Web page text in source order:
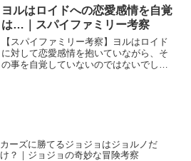
ヨルはロイドへの恋愛感情を自覚
は…｜スパイファミリー考察
【スパイファミリー考察】ヨルはロイド
に対して恋愛感情を抱いていながら、そ
の事を自覚していないのではないでしょ
カーズに勝てるジョジョはジョルノだ
け？｜ジョジョの奇妙な冒険考察